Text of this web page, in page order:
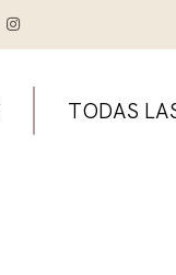
TODAS